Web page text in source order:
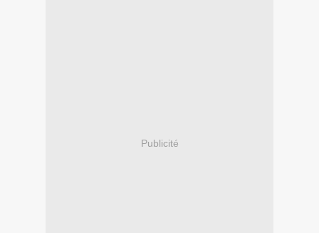
Publicité